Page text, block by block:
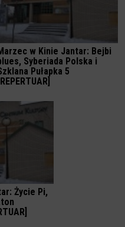
w Kinie Jantar: Bejbi
Syberiada Polska i
Pułapka 5
Życie Pi,